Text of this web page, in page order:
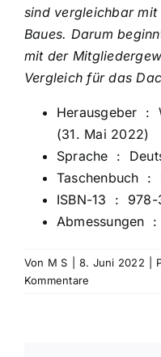
sind vergleichbar mit
Baues. Darum
mit der
Vergleich für das
Herausgeber ‏ : ‎
(31. Mai 2022)
Sprache ‏ : ‎
Taschenbuch ‏ : ‎
ISBN-13 ‏ : ‎ 978-
Abmessungen ‏ : ‎
Von M S 8. Juni 2022
Kommentare